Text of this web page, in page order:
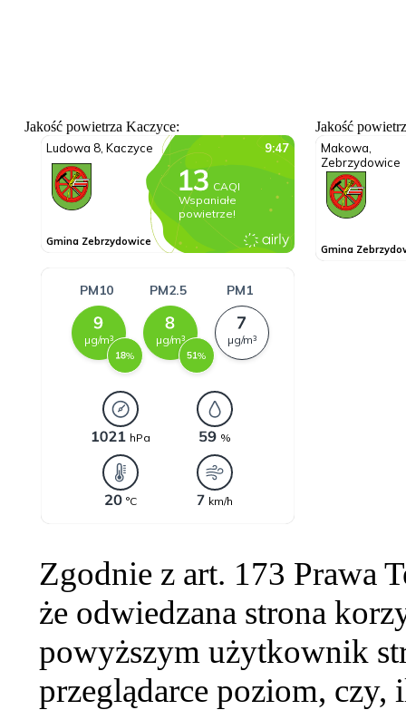
Jakość powietrza Kaczyce: Jakość
Zgodnie z art. 173 Prawa
że odwiedzana strona
powyższym użytkownik
przeglądarce poziom,